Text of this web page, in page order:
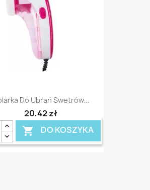
Szybki podgląd
Do Ubrań Swetrów...
20,42 zł
 DO KOSZYKA